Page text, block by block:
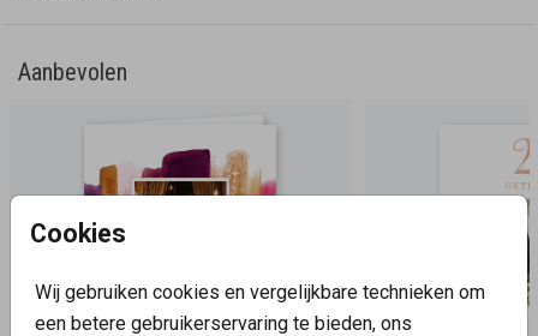
Cookies
Wij gebruiken cookies en vergelijkbare technieken om
een betere gebruikerservaring te bieden, ons
Aanbevolen